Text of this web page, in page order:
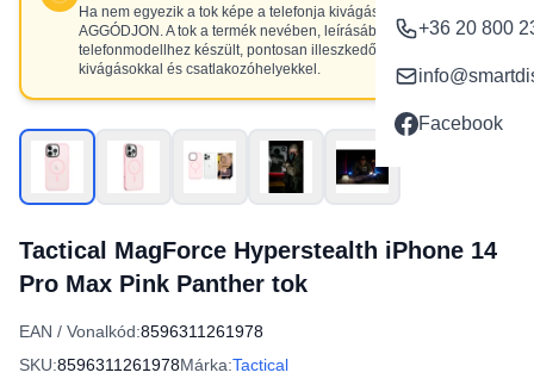
+36 20 800
Facebook
Ha nem egyezik a tok képe a telefonja kivágásaival, NE
AGGÓDJON. A tok a termék nevében, leírásában szereplő
telefonmodellhez készült, pontosan illeszkedő
kivágásokkal és csatlakozóhelyekkel.
Tactical MagForce Hyperstealth iPhone 14
Pro Max Pink Panther tok
EAN / Vonalkód:8596311261978
SKU:8596311261978Márka:Tactical